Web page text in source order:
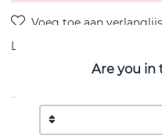
Levering:
PRODUCTOMSCHRIJVING
Are you in